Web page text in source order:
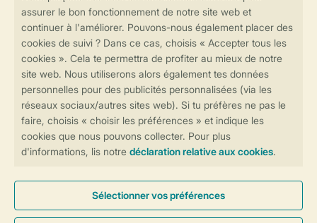
Plus d’infos et préférences
Réservations en ligne rapides et sécurisées
Transmission sécurisée des données
Paiement sécurisé